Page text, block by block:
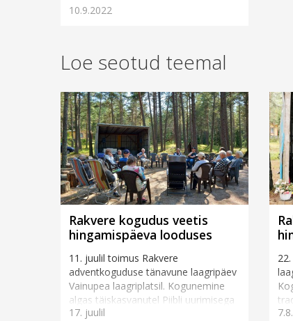
10.9.2022
Loe seotud teemal
Rakvere kogudus veetis
hingamispäeva looduses
11. juulil toimus Rakvere
adventkoguduse tänavune laagripäev
Vainupea laagriplatsil. Kogunemine
algas täiskasvanutel Piibli uurimisega
pastor Toivo Kaasiku juhtimisel,
17. juulil